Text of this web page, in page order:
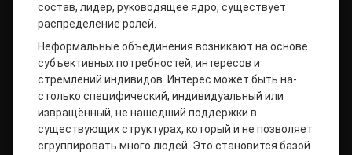
состав, лидер, руководящее ядро, существует
распределение ролей.
Неформальные объединения возникают на основе
субъективных по­требностей, интересов и
стремлений индивидов. Интерес может быть на­
столько специфический, индивидуальный или
извращённый, не нашедший поддержки в
существующих структурах, который и не позволяет
сгруппировать много людей. Это становится базой